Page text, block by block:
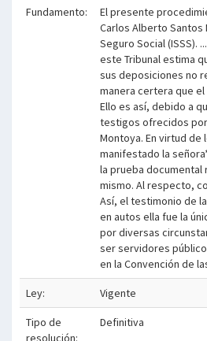
Fundamento:
El presente
Carlos Alberto
Seguro Social (ISSS).
este Tribunal estima
sus deposiciones no
manera certera que
Ello es así, debido a
testigos ofrecidos por
Montoya. En virtud
manifestado la
la prueba documental
mismo. Al respecto,
Así, el testimonio de
en autos ella fue la
por diversas
ser servidores
en la Convención de
Ley: Vigente
Tipo de
resolución:
Definitiva